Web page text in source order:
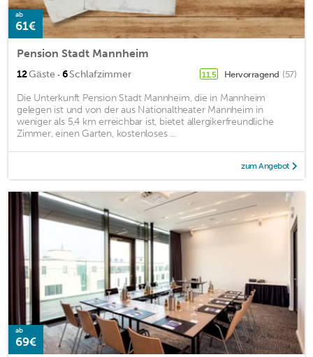
ab
61€
Pension Stadt Mannheim
12Gäste · 6Schlafzimmer 11,5 Hervorragend (57)
Die Unterkunft Pension Stadt Mannheim, die in Mannheim
gelegen ist und von der aus Nationaltheater Mannheim in
weniger als 5,4 km erreichbar ist, bietet allergikerfreundliche
Zimmer, einen Garten, kostenloses ...
zum Angebot
ab
69€